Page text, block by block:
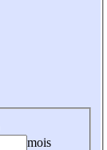
mois